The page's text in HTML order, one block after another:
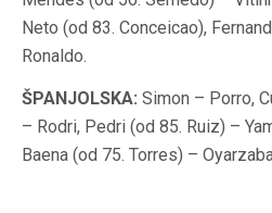
Neto (od 83. Conceicao),
Ronaldo.
ŠPANJOLSKA: Simon – Porro,
– Rodri, Pedri (od 85. Ruiz) –
Baena (od 75. Torres) –